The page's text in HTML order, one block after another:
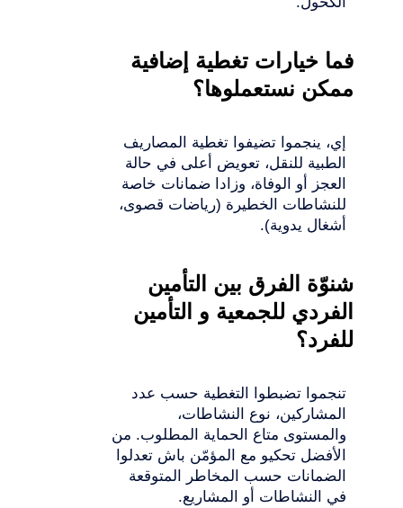
فما خيارات تغطية إضافية
ممكن نستعملوها؟
إي، ينجموا تضيفوا تغطية المصاريف
الطبية للنقل، تعويض أعلى في حالة
العجز أو الوفاة، وزادا ضمانات خاصة
للنشاطات الخطيرة (رياضات قصوى،
أشغال يدوية).
شنوّة الفرق بين التأمين
الفردي للجمعية و التأمين
للفرد؟
تنجموا تضبطوا التغطية حسب عدد
المشاركين، نوع النشاطات،
والمستوى متاع الحماية المطلوب. من
الأفضل تحكيو مع المؤمّن باش تعدلوا
الضمانات حسب المخاطر المتوقعة
في النشاطات أو المشاريع.